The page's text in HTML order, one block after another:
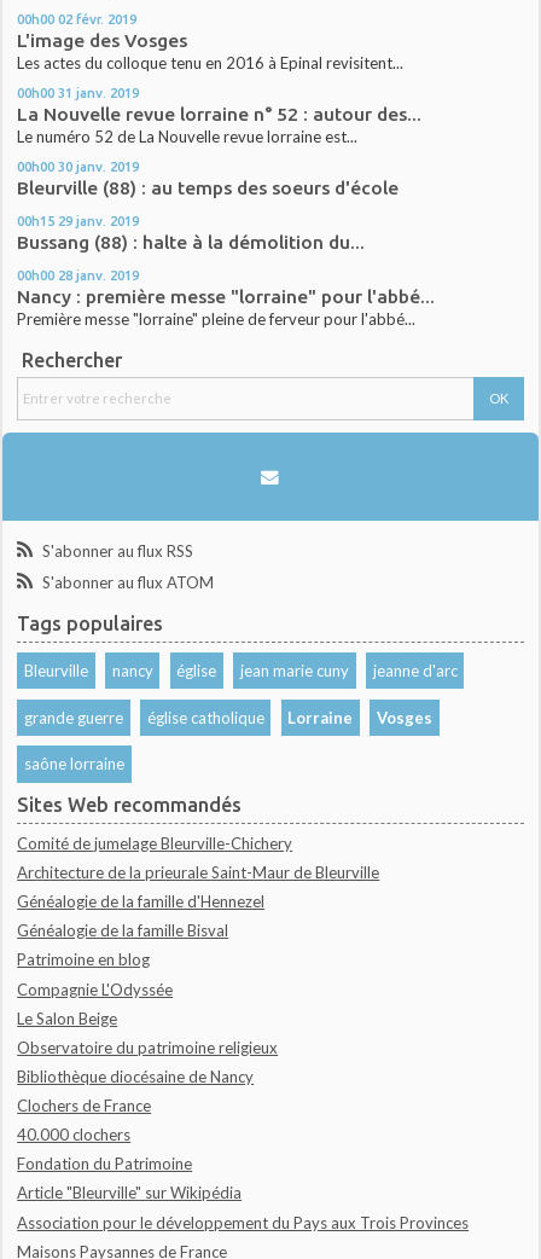
00h00 02 févr. 2019
L'image des Vosges
Les actes du colloque tenu en 2016 à Epinal revisitent...
00h00 31 janv. 2019
La Nouvelle revue lorraine n° 52 : autour des...
Le numéro 52 de La Nouvelle revue lorraine est...
00h00 30 janv. 2019
Bleurville (88) : au temps des soeurs d'école
00h15 29 janv. 2019
Bussang (88) : halte à la démolition du...
00h00 28 janv. 2019
Nancy : première messe "lorraine" pour l'abbé...
Première messe "lorraine" pleine de ferveur pour l'abbé...
Rechercher
S'abonner au flux RSS
S'abonner au flux ATOM
Tags populaires
Bleurville nancy église jean marie cuny jeanne d'arc
grande guerre église catholique Lorraine Vosges
saône lorraine
Sites Web recommandés
Comité de jumelage Bleurville-Chichery
Architecture de la prieurale Saint-Maur de Bleurville
Généalogie de la famille d'Hennezel
Généalogie de la famille Bisval
Patrimoine en blog
Compagnie L'Odyssée
Le Salon Beige
Observatoire du patrimoine religieux
Bibliothèque diocésaine de Nancy
Clochers de France
40.000 clochers
Fondation du Patrimoine
Article "Bleurville" sur Wikipédia
Association pour le développement du Pays aux Trois Provinces
Maisons Paysannes de France